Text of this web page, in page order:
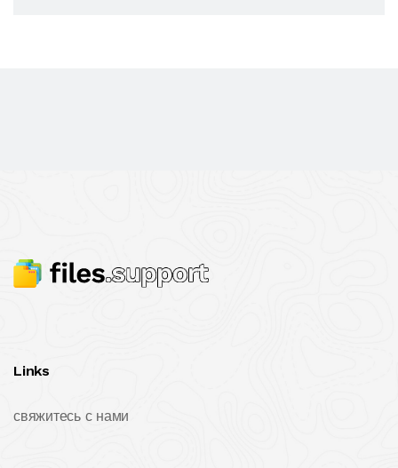
Links
свяжитесь с нами